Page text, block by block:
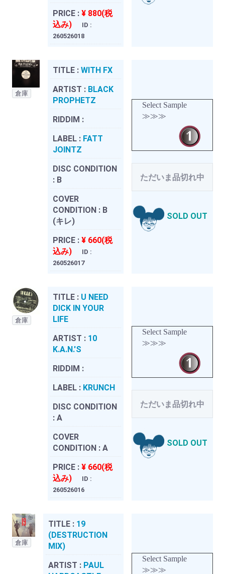
PRICE : ¥ 880(税
込み)
ID :
260526018
倉庫
TITLE : WITH FX
ARTIST : BLACK
PROPHETZ
RIDDIM :
LABEL : FATT
JOINTZ
DISC CONDITION
: B
COVER
CONDITION : B
(キレ)
PRICE : ¥ 660(税
込み)
ID :
260526017
Select Sample
≫≫≫
ただいま品切れ中
SOLD OUT
倉庫
TITLE : U NEED
DICK IN YOUR
LIFE
ARTIST : 10
K.A.N.'S
RIDDIM :
LABEL : KRUNCH
DISC CONDITION
: A
COVER
CONDITION : A
PRICE : ¥ 660(税
込み)
ID :
260526016
Select Sample
≫≫≫
ただいま品切れ中
SOLD OUT
倉庫
TITLE : 19
(DESTRUCTION
MIX)
ARTIST : PAUL
Select Sample
≫≫≫